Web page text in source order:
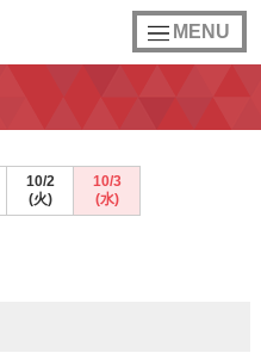
toggle
navigation
MENU
10/2
(火)
10/3
(水)